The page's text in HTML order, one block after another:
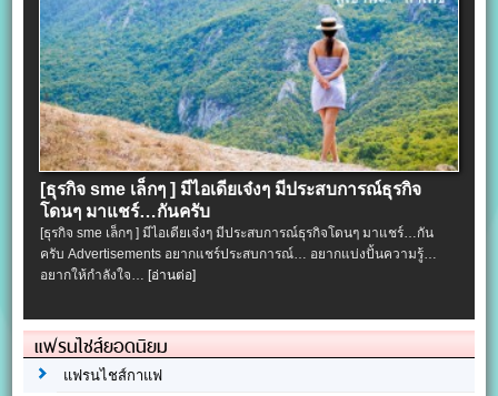
[ธุรกิจ sme เล็กๆ ] มีไอเดียเจ๋งๆ มีประสบการณ์ธุรกิจ
โดนๆ มาแชร์…กันครับ
[ธุรกิจ sme เล็กๆ ] มีไอเดียเจ๋งๆ มีประสบการณ์ธุรกิจโดนๆ มาแชร์…กัน
ครับ Advertisements อยากแชร์ประสบการณ์… อยากแบ่งปั้นความรู้…
อยากให้กำลังใจ… [อ่านต่อ]
แฟรนไชส์ยอดนิยม
แฟรนไชส์กาแฟ